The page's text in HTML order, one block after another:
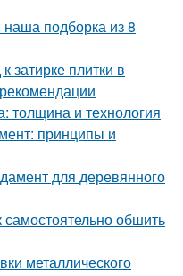
подборка из 8
затирке плитки в
толщина и технология
принципы и
для деревянного
обшить
металлического